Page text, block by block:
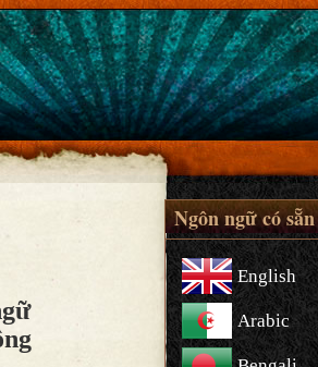
Ngôn ngữ có sẵn
English
Arabic